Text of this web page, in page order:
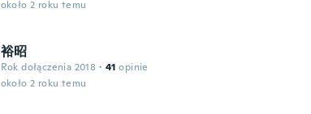
około 2 roku temu
裕昭
Rok dołączenia 2018 · 41 opinie
około 2 roku temu